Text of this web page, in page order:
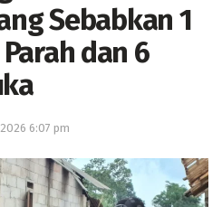
Sebabkan 1
dan 6
6:07 pm